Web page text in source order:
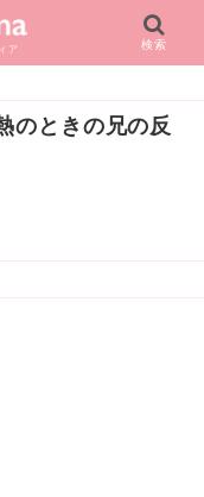
ア 検索
のときの兄の反